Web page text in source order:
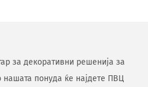
за декоративни решенија за
нашата понуда ќе најдете ПВЦ